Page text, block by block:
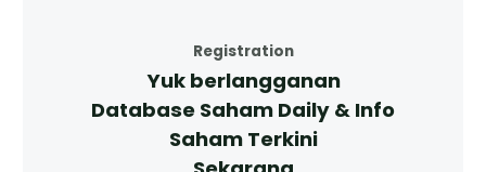
Registration
Yuk berlangganan
Database Saham Daily & Info
Saham Terkini